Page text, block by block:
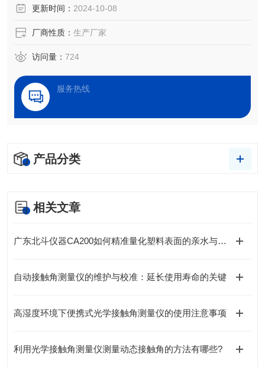
更新时间： 2024-10-08
厂商性质： 生产厂家
访问量： 724
服务热线
产品分类
相关文章
广东北斗仪器CA200如何精准量化塑料表面的亲水与疏水行为？
自动接触角测量仪的维护与校准：延长使用寿命的关键
高湿度环境下便携式光学接触角测量仪的使用注意事项
利用光学接触角测量仪测量动态接触角的方法有哪些?